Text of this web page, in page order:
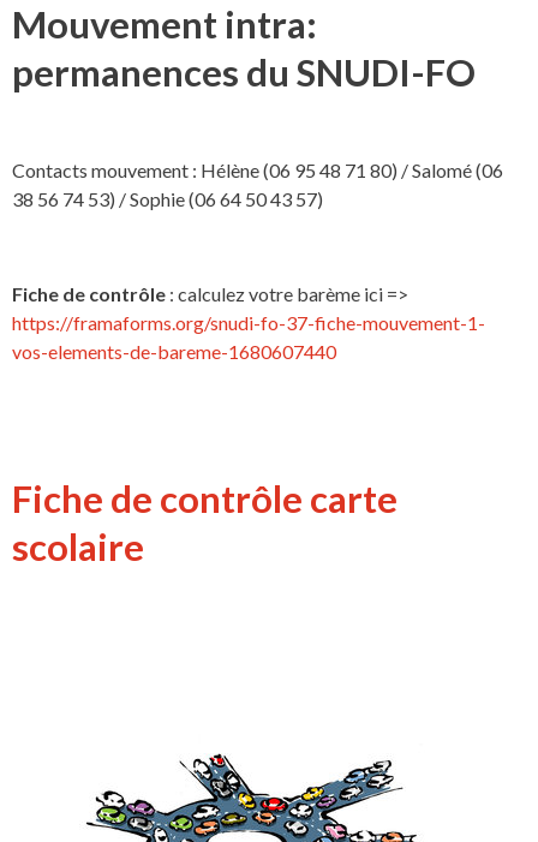
Mouvement intra:
permanences du SNUDI-FO
Contacts mouvement : Hélène (06 95 48 71 80) / Salomé (06
38 56 74 53) / Sophie (06 64 50 43 57)
Fiche de contrôle : calculez votre barème ici =>
https://framaforms.org/snudi-fo-37-fiche-mouvement-1-
vos-elements-de-bareme-1680607440
Fiche de contrôle carte
scolaire